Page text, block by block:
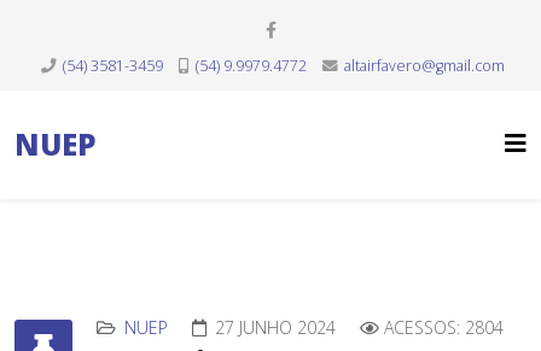
(54) 3581-3459 (54) 9.9979.4772 altairfavero@gmail.com
NUEP
NUEP 27 JUNHO 2024 ACESSOS: 2804